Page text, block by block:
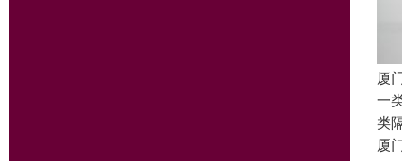
厦
一
类
厦